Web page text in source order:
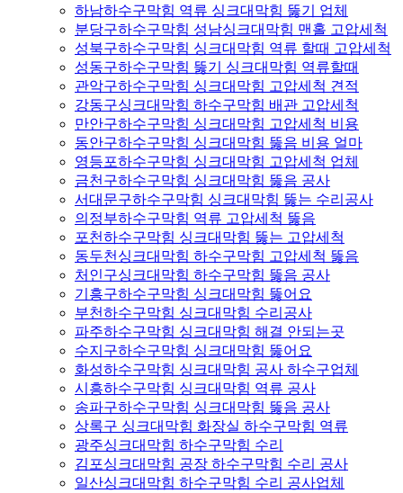
하남하수구막힘 역류 싱크대막힘 뚫기 업체
분당구하수구막힘 성남싱크대막힘 맨홀 고압세척
성북구하수구막힘 싱크대막힘 역류 할때 고압세척
성동구하수구막힘 뚫기 싱크대막힘 역류할때
관악구하수구막힘 싱크대막힘 고압세척 견적
강동구싱크대막힘 하수구막힘 배관 고압세척
만안구하수구막힘 싱크대막힘 고압세척 비용
동안구하수구막힘 싱크대막힘 뚫음 비용 얼마
영등포하수구막힘 싱크대막힘 고압세척 업체
금천구하수구막힘 싱크대막힘 뚫음 공사
서대문구하수구막힘 싱크대막힘 뚫는 수리공사
의정부하수구막힘 역류 고압세척 뚫음
포천하수구막힘 싱크대막힘 뚫는 고압세척
동두천싱크대막힘 하수구막힘 고압세척 뚫음
처인구싱크대막힘 하수구막힘 뚫음 공사
기흥구하수구막힘 싱크대막힘 뚫어요
부천하수구막힘 싱크대막힘 수리공사
파주하수구막힘 싱크대막힘 해결 안되는곳
수지구하수구막힘 싱크대막힘 뚫어요
화성하수구막힘 싱크대막힘 공사 하수구업체
시흥하수구막힘 싱크대막힘 역류 공사
송파구하수구막힘 싱크대막힘 뚫음 공사
상록구 싱크대막힘 화장실 하수구막힘 역류
광주싱크대막힘 하수구막힘 수리
김포싱크대막힘 공장 하수구막힘 수리 공사
일산싱크대막힘 하수구막힘 수리 공사업체